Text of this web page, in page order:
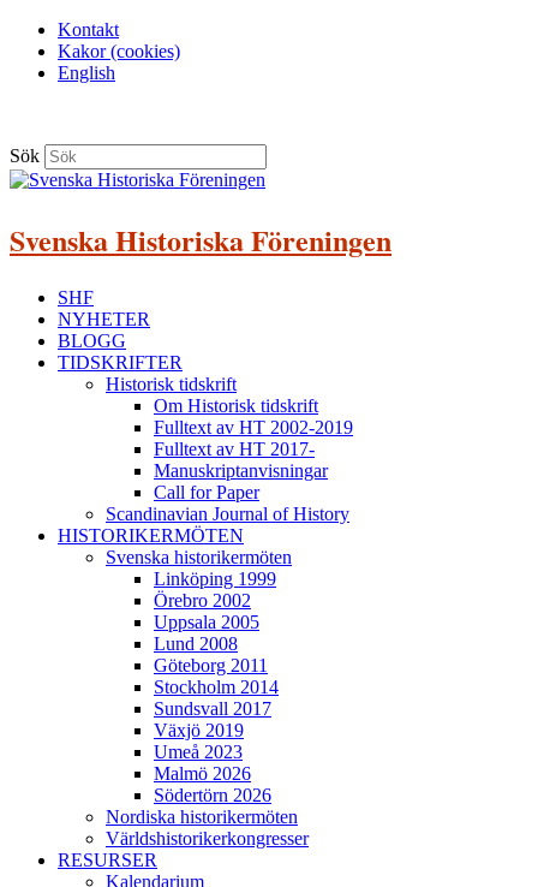
Kontakt
Kakor (cookies)
English
Sök
Svenska Historiska Föreningen
SHF
NYHETER
BLOGG
TIDSKRIFTER
Historisk tidskrift
Om Historisk tidskrift
Fulltext av HT 2002-2019
Fulltext av HT 2017-
Manuskriptanvisningar
Call for Paper
Scandinavian Journal of History
HISTORIKERMÖTEN
Svenska historikermöten
Linköping 1999
Örebro 2002
Uppsala 2005
Lund 2008
Göteborg 2011
Stockholm 2014
Sundsvall 2017
Växjö 2019
Umeå 2023
Malmö 2026
Södertörn 2026
Nordiska historikermöten
Världshistorikerkongresser
RESURSER
Kalendarium